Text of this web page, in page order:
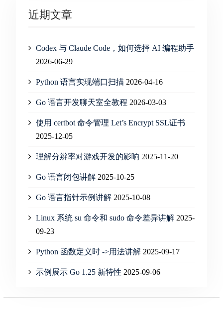
近期文章
Codex 与 Claude Code，如何选择 AI 编程助手
2026-06-29
Python 语言实现端口扫描 2026-04-16
Go 语言开发聊天室全教程 2026-03-03
使用 certbot 命令管理 Let’s Encrypt SSL证书
2025-12-05
理解分辨率对游戏开发的影响 2025-11-20
Go 语言闭包讲解 2025-10-25
Go 语言指针示例讲解 2025-10-08
Linux 系统 su 命令和 sudo 命令差异讲解 2025-
09-23
Python 函数定义时 ->用法讲解 2025-09-17
示例展示 Go 1.25 新特性 2025-09-06